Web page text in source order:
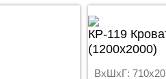
КР-119
(1200х2000)
ВхШхГ: